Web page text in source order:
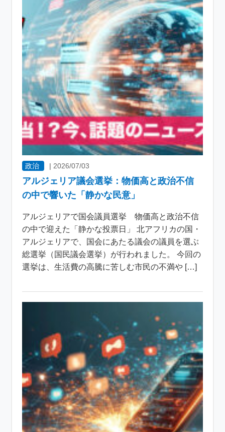
政治 |2026/07/03
アルジェリア議会選挙：物価高と政治不信
の中で響いた「静かな民意」
アルジェリアで国会議員選挙 物価高と政治不信
の中で迎えた「静かな投票日」 北アフリカの国・
アルジェリアで、国会にあたる議会の議員を選ぶ
総選挙（国民議会選挙）が行われました。 今回の
選挙は、生活費の高騰に苦しむ市民の不満や […]